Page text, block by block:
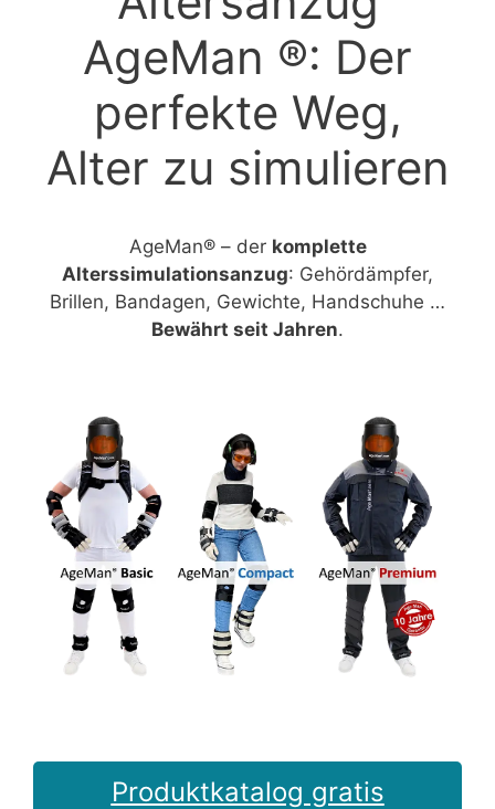
AgeMan ®: Der
perfekte Weg,
Alter zu simulieren
AgeMan® – der komplette
Alterssimulationsanzug: Gehördämpfer,
Brillen, Bandagen, Gewichte, Handschuhe …
Bewährt seit Jahren.
Produktkatalog gratis